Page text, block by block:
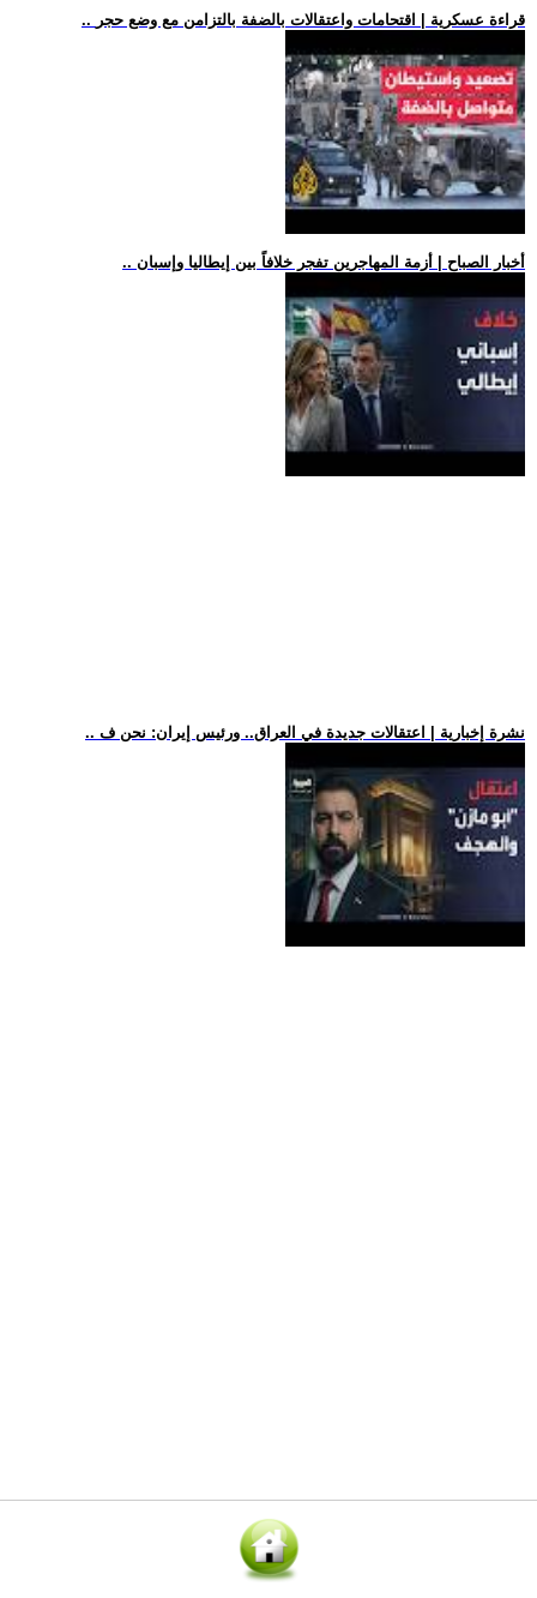
.. قراءة عسكرية | اقتحامات واعتقالات بالضفة بالتزامن مع وضع حجر
.. أخبار الصباح | أزمة المهاجرين تفجر خلافاً بين إيطاليا وإسبان
.. نشرة إخبارية | اعتقالات جديدة في العراق.. ورئيس إيران: نحن ف